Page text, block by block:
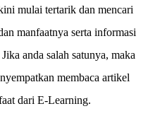
mulai tertarik dan mencari
manfaatnya serta informasi
anda salah satunya, maka
membaca artikel
dari E-Learning.